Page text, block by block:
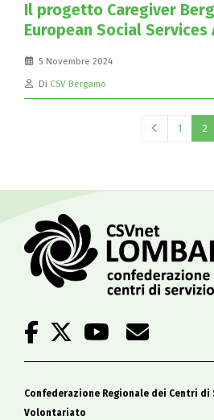
Il progetto Caregiver
European Social Services
5 Novembre 2024
Di CSV Bergamo
1 2
Confederazione Regionale dei Centri di
Volontariato